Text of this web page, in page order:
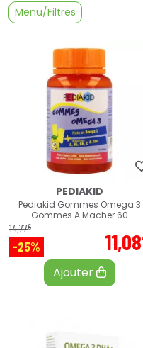
Menu/Filtres
PEDIAKID
Pediakid Gommes Omega 3
Gommes A Macher 60
14,77€
-25% 11,08
Ajouter